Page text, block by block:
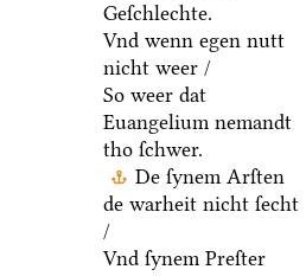
Geſchlechte.
Vnd wenn egen nutt
nicht weer /
So weer dat
Euangelium nemandt
tho ſchwer.
De ſynem Arſten
de warheit nicht ſecht
/
Vnd ſynem Preſter